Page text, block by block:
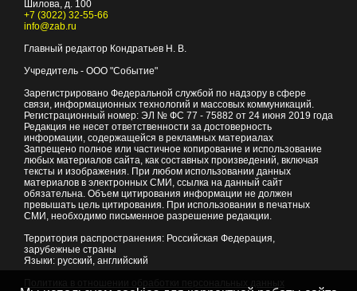
Шилова, д. 100
+7 (3022) 32-55-66
info@zab.ru
Главный редактор Кондратьев Н. В.
Учредитель - ООО "Событие"
Зарегистрировано Федеральной службой по надзору в сфере
связи, информационных технологий и массовых коммуникаций.
Регистрационный номер: ЭЛ № ФС 77 - 75882 от 24 июня 2019 года
Редакция не несет ответственности за достоверность
информации, содержащейся в рекламных материалах
Запрещено полное или частичное копирование и использование
любых материалов сайта, как составных произведений, включая
тексты и изображения. При любом использовании данных
материалов в электронных СМИ, ссылка на данный сайт
обязательна. Объем цитирования информации не должен
превышать цель цитирования. При использовании в печатных
СМИ, необходимо письменное разрешение редакции.
Территория распространения: Российская Федерация,
зарубежные страны
Языки: русский, английский